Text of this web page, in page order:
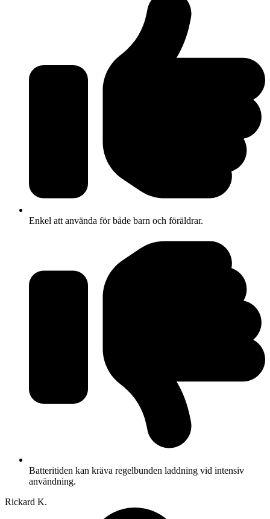
Enkel att använda för både barn och föräldrar.
Batteritiden kan kräva regelbunden laddning vid intensiv
användning.
Rickard K.